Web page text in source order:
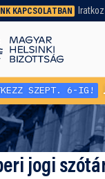
KAPCSOLATBAN
tartalmat vagy
keresel?
SZEPT. 6-IG!
jogi